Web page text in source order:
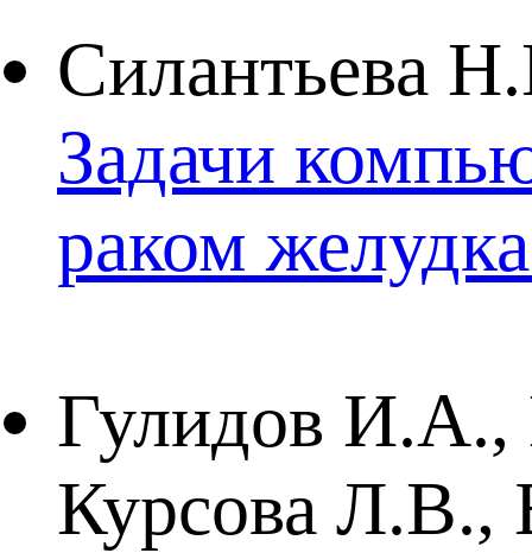
Силантьева
Задачи
раком
Гулидов И.А.,
Курсова